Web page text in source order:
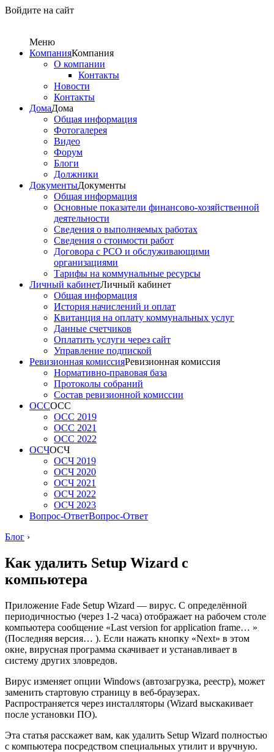
Войдите на сайт
Меню
КомпанияКомпания
О компании
Контакты
Новости
Контакты
ДомаДома
Общая информация
Фотогалерея
Видео
Форум
Блоги
Должники
ДокументыДокументы
Общая информация
Основные показатели финансово-хозяйственной
деятельности
Сведения о выполняемых работах
Сведения о стоимости работ
Договора с РСО и обслуживающими
организациями
Тарифы на коммунальные ресурсы
Личный кабинетЛичный кабинет
Общая информация
История начислений и оплат
Квитанция на оплату коммунальных услуг
Данные счетчиков
Оплатить услуги через сайт
Управление подпиской
Ревизионная комиссияРевизионная комиссия
Нормативно-правовая база
Протоколы собраний
Состав ревизионной комиссии
ОССОСС
ОСС 2019
ОСС 2021
ОСС 2022
ОСЧОСЧ
ОСЧ 2019
ОСЧ 2020
ОСЧ 2021
ОСЧ 2022
ОСЧ 2023
Вопрос-ОтветВопрос-Ответ
Блог ›
Как удалить Setup Wizard с
компьютера
Приложение Fade Setup Wizard — вирус. С определённой
периодичностью (через 1-2 часа) отображает на рабочем столе
компьютера сообщение «Last version for application frame… »
(Последняя версия… ). Если нажать кнопку «Next» в этом
окне, вирусная программа скачивает и устанавливает в
систему других зловредов.
Вирус изменяет опции Windows (автозагрузка, реестр), может
заменить стартовую страницу в веб-браузерах.
Распространяется через инсталляторы (Wizard выскакивает
после установки ПО).
Эта статья расскажет вам, как удалить Setup Wizard полностью
с компьютера посредством специальных утилит и вручную.